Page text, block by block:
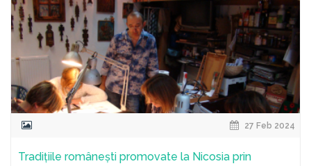
27 Feb 2024
Tradițiile românești promovate la Nicosia prin